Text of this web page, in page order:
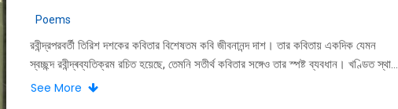
Poems
রবীন্দ্রপরবর্তী তিরিশ দশকের কবিতার বিশেষতম কবি জীবনানন্দ দাশ। তার কবিতায় একদিক যেমন
স্বচ্ছন্দ রবীন্দ্ৰব্যতিক্রম রচিত হয়েছে, তেমনি সতীর্থ কবিতার সঙ্গেও তার স্পষ্ট ব্যবধান। খণ্ডিত স্থান-
কাল-বিষয়ের স্থানে তিনি বলেন আবহমান এবং সদ্য-স্ফুটিত পৃথিবী ও জীবনের কথা। বলাকা’র
See More